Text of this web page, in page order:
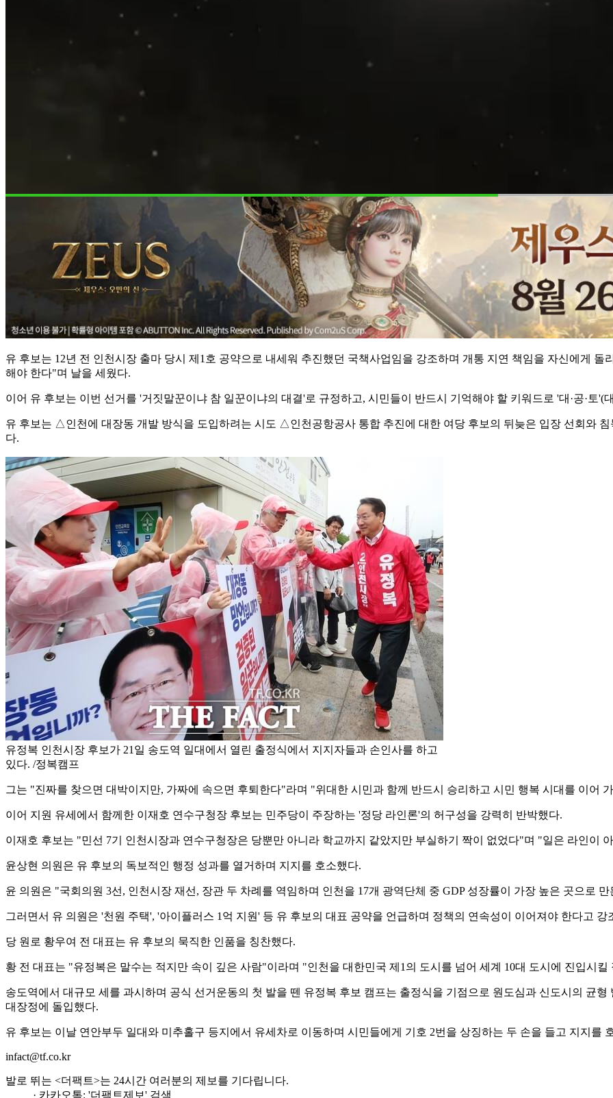
유 후보는 12년 전 인천시장 출마 당시 제1호 공약으로 내세워 추진했던 국책사업임을 강조하며 개통 지연 책임을 자신에게
해야 한다"며 날을 세웠다.
이어 유 후보는 이번 선거를 '거짓말꾼이냐 참 일꾼이냐의 대결'로 규정하고, 시민들이 반드시 기억해야 할 키워드로 '대·공·토'(
유 후보는 △인천에 대장동 개발 방식을 도입하려는 시도 △인천공항공사 통합 추진에 대한 여당 후보의 뒤늦은 입장 선회와
다.
유정복 인천시장 후보가 21일 송도역 일대에서 열린 출정식에서 지지자들과 손인사를 하고
있다. /정복캠프
그는 "진짜를 찾으면 대박이지만, 가짜에 속으면 후퇴한다"라며 "위대한 시민과 함께 반드시 승리하고 시민 행복 시대를 이어
이어 지원 유세에서 함께한 이재호 연수구청장 후보는 민주당이 주장하는 '정당 라인론'의 허구성을 강력히 반박했다.
이재호 후보는 "민선 7기 인천시장과 연수구청장은 당뿐만 아니라 학교까지 같았지만 부실하기 짝이 없었다"며 "일은 라인이
윤상현 의원은 유 후보의 독보적인 행정 성과를 열거하며 지지를 호소했다.
윤 의원은 "국회의원 3선, 인천시장 재선, 장관 두 차례를 역임하며 인천을 17개 광역단체 중 GDP 성장률이 가장 높은 곳으로
그러면서 유 의원은 '천원 주택', '아이플러스 1억 지원' 등 유 후보의 대표 공약을 언급하며 정책의 연속성이 이어져야 한다고 강
당 원로 황우여 전 대표는 유 후보의 묵직한 인품을 칭찬했다.
황 전 대표는 "유정복은 말수는 적지만 속이 깊은 사람"이라며 "인천을 대한민국 제1의 도시를 넘어 세계 10대 도시에 진입시킬
송도역에서 대규모 세를 과시하며 공식 선거운동의 첫 발을 뗀 유정복 후보 캠프는 출정식을 기점으로 원도심과 신도시의 균
대장정에 돌입했다.
유 후보는 이날 연안부두 일대와 미추홀구 등지에서 유세차로 이동하며 시민들에게 기호 2번을 상징하는 두 손을 들고 지지를
infact@tf.co.kr
발로 뛰는 <더팩트>는 24시간 여러분의 제보를 기다립니다.
· 카카오톡: '더팩트제보' 검색